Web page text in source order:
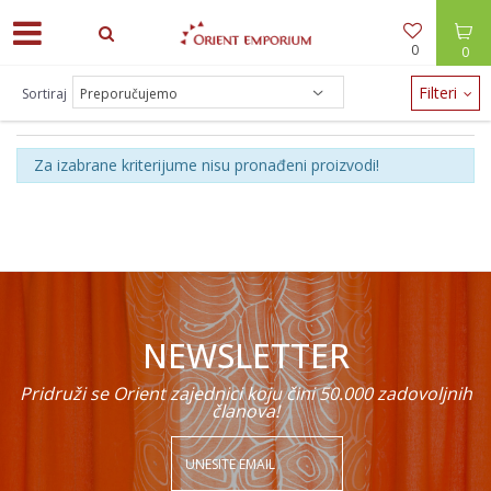
0
0
KUĆNI TEKSTIL
Sortiraj Filteri
Za izabrane kriterijume nisu pronađeni proizvodi!
NEWSLETTER
Pridruži se Orient zajednici koju čini 50.000 zadovoljnih
članova!